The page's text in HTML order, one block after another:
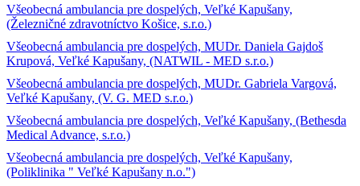
Všeobecná ambulancia pre dospelých, Veľké Kapušany,
(Železničné zdravotníctvo Košice, s.r.o.)
Všeobecná ambulancia pre dospelých, MUDr. Daniela Gajdoš
Krupová, Veľké Kapušany, (NATWIL - MED s.r.o.)
Všeobecná ambulancia pre dospelých, MUDr. Gabriela Vargová,
Veľké Kapušany, (V. G. MED s.r.o.)
Všeobecná ambulancia pre dospelých, Veľké Kapušany, (Bethesda
Medical Advance, s.r.o.)
Všeobecná ambulancia pre dospelých, Veľké Kapušany,
(Poliklinika " Veľké Kapušany n.o.")